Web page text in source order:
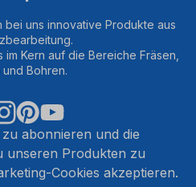
bei uns innovative Produkte aus
Kern auf die Bereiche Fräsen,
Bohren.
abonnieren und die
unseren Produkten zu
Cookies akzeptieren.